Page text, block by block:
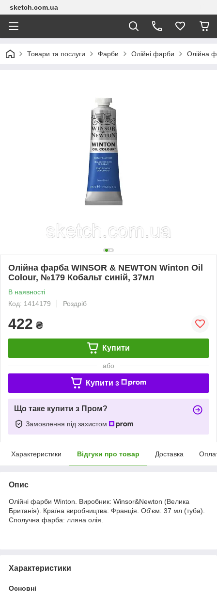
sketch.com.ua
Товари та послуги Фарби Олійні фарби Олійна
Олійна фарба WINSOR & NEWTON Winton Oil
Colour, №179 Кобальт синій, 37мл
В наявності
Код: 1414179
Роздріб
422 ₴
Купити
або
Купити з
Що таке купити з Пром?
Замовлення під захистом
Характеристики Відгуки про товар Доставка
Опис
Олійні фарби Winton. Виробник: Winsor&Newton (Велика
Британія). Країна виробництва: Франція. Об'єм: 37 мл (туба).
Сполучна фарба: лляна олія.
Характеристики
Основні